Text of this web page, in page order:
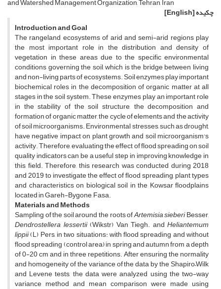
and Watershed Management Organization, Tehran, Iran
چکیده[English]
Introduction and Goal
The rangeland ecosystems of arid and semi-arid regions play
the most important role in the distribution and density of
vegetation in these areas due to the specific environmental
conditions governing the soil, which is the bridge between living
and non-living parts of ecosystems. Soil enzymes play important
biochemical roles in the decomposition of organic matter at all
stages in the soil system. These enzymes play an important role
in the stability of the soil structure, the decomposition and
formation of organic matter, the cycle of elements and the activity
of soil microorganisms. Environmental stresses, such as drought,
have negative impact on plant growth and soil microorganism's
activity. Therefore, evaluating the effect of flood spreading on soil
quality indicators can be a useful step in improving knowledge in
this field. Therefore, this research was conducted during 2018
and 2019 to investigate the effect of flood spreading, plant types
and characteristics on biological soil in the Kowsar floodplains
located in Gareh-Bygone, Fasa.
Materials and Methods
Sampling of the soil around the roots ofArtemisiasieberiBesser,
Dendrostellera lessertii(Wikstr) Van Tiegh. and Heliantemum
lippii(L) Pers, in two situations: with flood spreading and without
flood spreading (control area) in spring and autumn from a depth
of 0-20 cm and in three repetitions. After ensuring the normality
and homogeneity of the variance of the data by the Shapiro–Wilk
and Levene tests, the data were analyzed using the two-way
variance method and mean comparison were made using